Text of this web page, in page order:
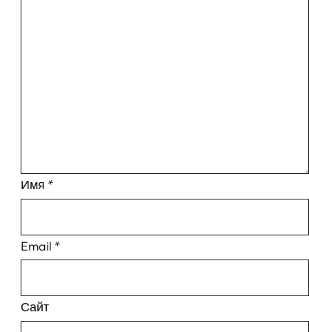
Имя *
Email *
Сайт